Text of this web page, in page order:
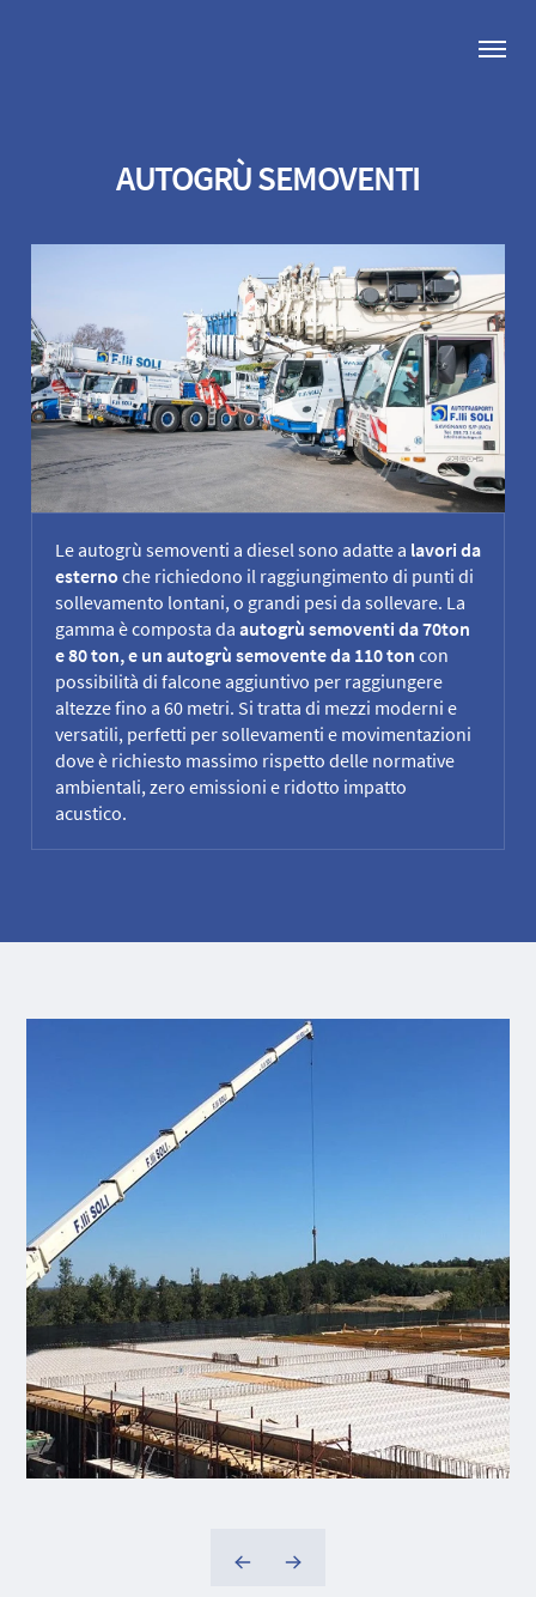
AUTOGRÙ SEMOVENTI
Le autogrù semoventi a diesel sono adatte a lavori da
esterno che richiedono il raggiungimento di punti di
sollevamento lontani, o grandi pesi da sollevare. La
gamma è composta da autogrù semoventi da 70ton
e 80 ton, e un autogrù semovente da 110 ton con
possibilità di falcone aggiuntivo per raggiungere
altezze fino a 60 metri. Si tratta di mezzi moderni e
versatili, perfetti per sollevamenti e movimentazioni
dove è richiesto massimo rispetto delle normative
ambientali, zero emissioni e ridotto impatto
acustico.